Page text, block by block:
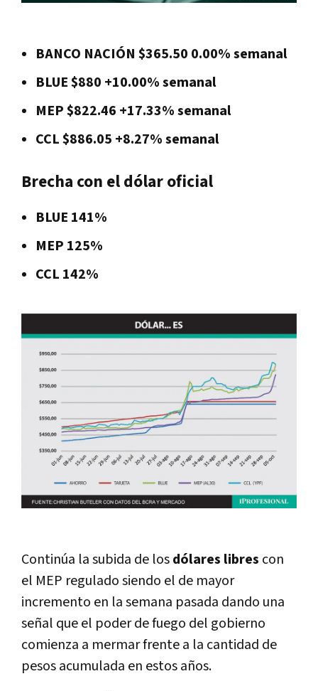
BANCO NACIÓN $365.50 0.00% semanal
BLUE $880 +10.00% semanal
MEP $822.46 +17.33% semanal
CCL $886.05 +8.27% semanal
Brecha con el dólar oficial
BLUE 141%
MEP 125%
CCL 142%
Continúa la subida de losdólares libres con
el MEP regulado siendo el de mayor
incremento en la semana pasada dando una
señal que el poder de fuego del gobierno
comienza a mermar frente a la cantidad de
pesos acumulada en estos años.